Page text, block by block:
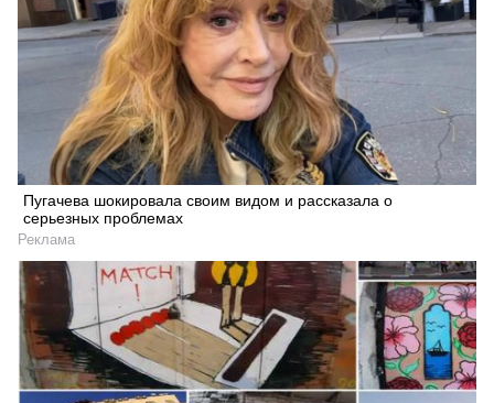
Пугачева шокировала своим видом и рассказала о
серьезных проблемах
Реклама